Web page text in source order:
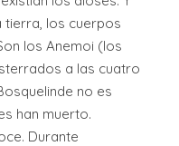
tierra, los cuerpos
los Anemoi (los
a las cuatro
no es
han muerto.
Durante